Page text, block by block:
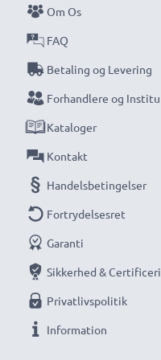
Gå aldrig glip af et
kompakte LCD-
Bestil nu med hurtig
Om Os
FAQ
Betaling og Levering
Forhandlere og
Kataloger
Kontakt
Handelsbetingelser
Fortrydelsesret
Garanti
Sikkerhed &
Privatlivspolitik
Information